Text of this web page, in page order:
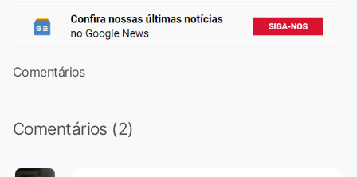
Comentários
Comentários (2)